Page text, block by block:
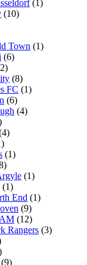
(1)
(10)
Town (1)
(6)
(8)
FC (1)
(6)
(4)
(1)
(1)
(1)
End (1)
(9)
(12)
Rangers (3)
(9)